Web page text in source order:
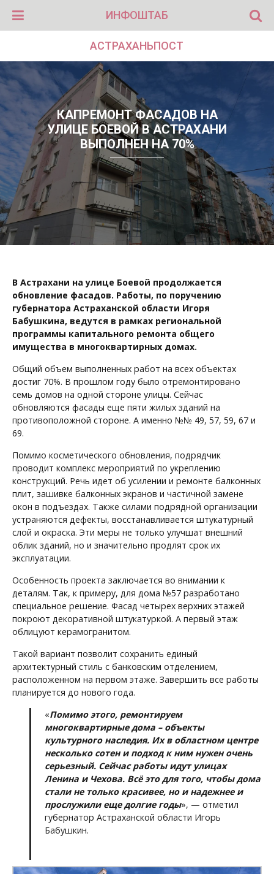
ИНФОШТАБ
АСТРАХАНЬПОСТ
КАПРЕМОНТ ФАСАДОВ НА
УЛИЦЕ БОЕВОЙ В АСТРАХАНИ
ВЫПОЛНЕН НА 70%
В Астрахани на улице Боевой продолжается
обновление фасадов. Работы, по поручению
губернатора Астраханской области Игоря
Бабушкина, ведутся в рамках региональной
программы капитального ремонта общего
имущества в многоквартирных домах.
Общий объем выполненных работ на всех объектах
достиг 70%. В прошлом году было отремонтировано
семь домов на одной стороне улицы. Сейчас
обновляются фасады еще пяти жилых зданий на
противоположной стороне. А именно №№ 49, 57, 59, 67 и
69.
Помимо косметического обновления, подрядчик
проводит комплекс мероприятий по укреплению
конструкций. Речь идет об усилении и ремонте балконных
плит, зашивке балконных экранов и частичной замене
окон в подъездах. Также силами подрядной организации
устраняются дефекты, восстанавливается штукатурный
слой и окраска. Эти меры не только улучшат внешний
облик зданий, но и значительно продлят срок их
эксплуатации.
Особенность проекта заключается во внимании к
деталям. Так, к примеру, для дома №57 разработано
специальное решение. Фасад четырех верхних этажей
покроют декоративной штукатуркой. А первый этаж
облицуют керамогранитом.
Такой вариант позволит сохранить единый
архитектурный стиль с банковским отделением,
расположенном на первом этаже. Завершить все работы
планируется до нового года.
«Помимо этого, ремонтируем
многоквартирные дома – объекты
культурного наследия. Их в областном центре
несколько сотен и подход к ним нужен очень
серьезный. Сейчас работы идут улицах
Ленина и Чехова. Всё это для того, чтобы дома
стали не только красивее, но и надежнее и
прослужили еще долгие годы», — отметил
губернатор Астраханской области Игорь
Бабушкин.